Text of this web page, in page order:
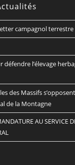
campagnol terrestre
défendre l’élevage
des Massifs
de la Montagne
AU SERVICE